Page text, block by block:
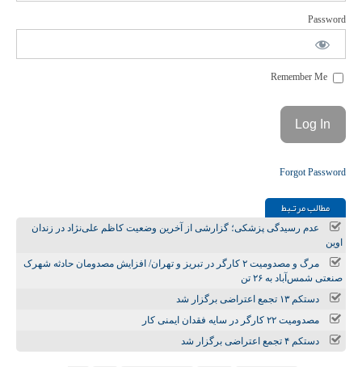
Password
Forgot Password
مطالب مرتـبط
عدم رسیدگی پزشکی؛ گزارشی از آخرین وضعیت کاظم علی‌نژاد در زندان
اوین
مرگ و مصدومیت ۲ کارگر در تبریز و تهران/ افزایش مصدومان حادثه شهرک
صنعتی شمس‌آباد به ۲۶ تن
دستکم ۱۳ تجمع اعتراضی برگزار شد
مصدومیت ۲۲ کارگر در سایه فقدان ایمنی کار
دستکم ۴ تجمع اعتراضی برگزار شد